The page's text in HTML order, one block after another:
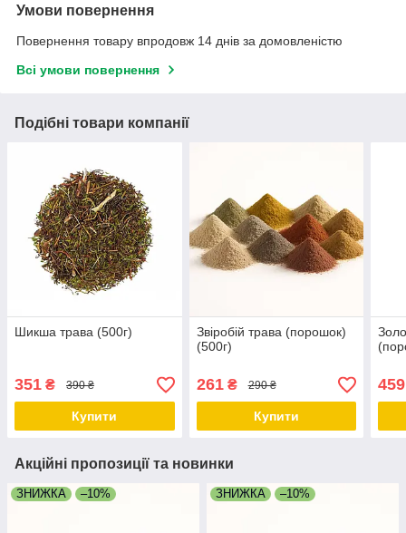
Умови повернення
Повернення товару впродовж 14 днів за домовленістю
Всі умови повернення
Подібні товари компанії
Шикша трава (500г)
351 ₴ 390 ₴
Купити
Звіробій трава (порошок)
(500г)
261₴ 290 ₴
Купити
459
Акційні пропозиції та новинки
ЗНИЖКА –10% ЗНИЖКА –10%